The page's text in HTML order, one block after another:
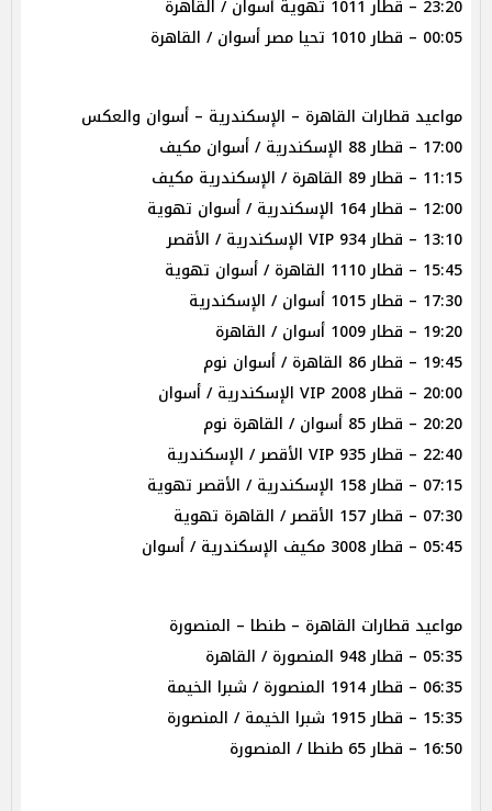
23:20 – قطار 1011 تهوية أسوان / القاهرة
00:05 – قطار 1010 تحيا مصر أسوان / القاهرة
مواعيد قطارات القاهرة – الإسكندرية – أسوان والعكس
17:00 – قطار 88 الإسكندرية / أسوان مكيف
11:15 – قطار 89 القاهرة / الإسكندرية مكيف
12:00 – قطار 164 الإسكندرية / أسوان تهوية
13:10 – قطار 934 VIP الإسكندرية / الأقصر
15:45 – قطار 1110 القاهرة / أسوان تهوية
17:30 – قطار 1015 أسوان / الإسكندرية
19:20 – قطار 1009 أسوان / القاهرة
19:45 – قطار 86 القاهرة / أسوان نوم
20:00 – قطار 2008 VIP الإسكندرية / أسوان
20:20 – قطار 85 أسوان / القاهرة نوم
22:40 – قطار 935 VIP الأقصر / الإسكندرية
07:15 – قطار 158 الإسكندرية / الأقصر تهوية
07:30 – قطار 157 الأقصر / القاهرة تهوية
05:45 – قطار 3008 مكيف الإسكندرية / أسوان
مواعيد قطارات القاهرة – طنطا – المنصورة
05:35 – قطار 948 المنصورة / القاهرة
06:35 – قطار 1914 المنصورة / شبرا الخيمة
15:35 – قطار 1915 شبرا الخيمة / المنصورة
16:50 – قطار 65 طنطا / المنصورة